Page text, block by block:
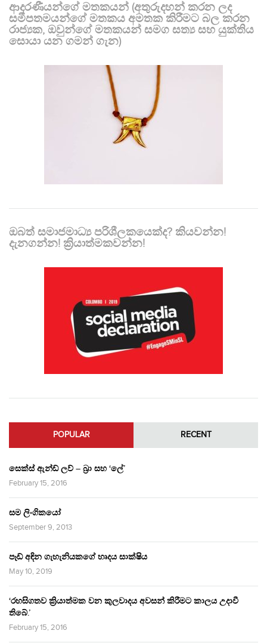
ආදරණීයන්ගේ මතකයන් (අතුරුදහන් කරන ලද
සමීපතමයන්ගේ මතකය අමතක කිරීමට බල කරන
රාජ්‍යක, ඔවුන්ගේ මතකයන් සමග සත්‍ය සහ යුක්තිය
සොයා යන ගමන් ගැන)
ඔබත් සමාජමාධ්‍ය පරිශීලකයෙක්ද? කියවන්න!
දැනගන්න! ක්‍රියාත්මකවන්න!
POPULAR RECENT
සෙක්ස් ඇන්ඩ් ලව් – බ්‍රා සහ ‘ලේ’
February 15, 2016
සම ලිංගිකයෝ
September 9, 2013
පෑඩ් අඳින ගැහැනියකගේ හෘදය සාක්ෂිය
May 10, 2019
‘රහසිගතව ක්‍රියාත්මක වන කුලවාදය අවසන් කිරීමට කාලය උදාවී
තිබේ.’
February 15, 2016